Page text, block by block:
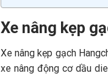
Xe nâng kẹp
Xe nâng kẹp gạch
xe nâng động cơ dầu